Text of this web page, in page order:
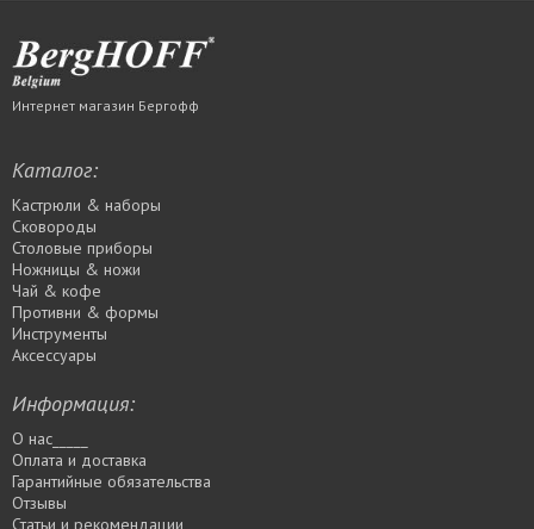
Интернет магазин Бергофф
Каталог:
Кастрюли & наборы
Сковороды
Столовые приборы
Ножницы & ножи
Чай & кофе
Противни & формы
Инструменты
Аксессуары
Информация:
О нас_____
Оплата и доставка
Гарантийные обязательства
Отзывы
Статьи и рекомендации